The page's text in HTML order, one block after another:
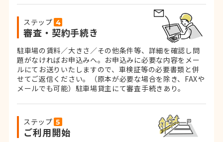
ステップ
審査・契約手続き
駐車場の賃料／大きさ／その他条件等、詳細を確認し問
題がなければお申込みへ。お申込みに必要な内容をメー
ルにてお送りいたしますので、車検証等の必要書類と併
せてご返信ください。
（原本が必要な場合を除き、FAXや
メールでも可能） 駐車場貸主にて審査手続きあり。
ステップ
ご利用開始